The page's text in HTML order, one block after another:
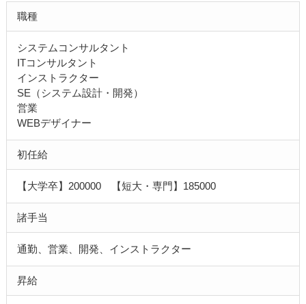
職種
システムコンサルタント
ITコンサルタント
インストラクター
SE（システム設計・開発）
営業
WEBデザイナー
初任給
【大学卒】200000 【短大・専門】185000
諸手当
通勤、営業、開発、インストラクター
昇給